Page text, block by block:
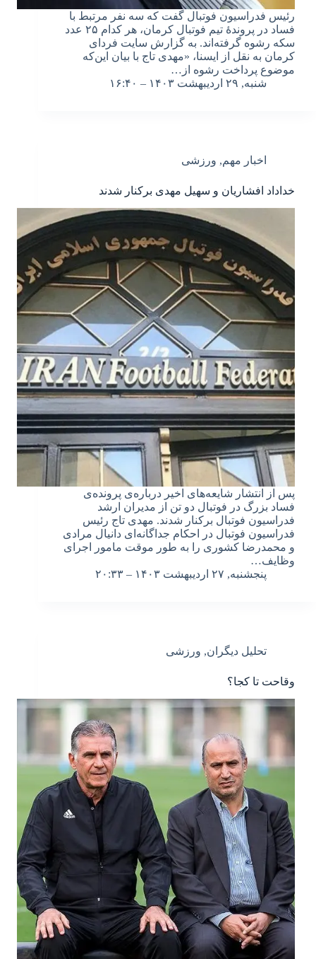
رئیس فدراسیون فوتبال گفت که سه نفر مرتبط با
فساد در پروندۀ تیم فوتبال کرمان، هر کدام ۲۵ عدد
سکه رشوه گرفته‌اند. به گزارش سایت فردای
کرمان به نقل از ایسنا، «مهدی تاج با بیان این‌که‌
موضوع پرداخت رشوه از…
شنبه, ۲۹ اردیبهشت ۱۴۰۳ – ۱۶:۴۰
اخبار مهم, ورزشی
خداداد افشاریان و سهیل مهدی برکنار شدند
پس از انتشار شایعه‌های اخیر درباره‌ی پرونده‌ی
فساد بزرگ در فوتبال دو تن از مدیران ارشد
فدراسیون فوتبال برکنار شدند. مهدی تاج رئیس
فدراسیون فوتبال در احکام جداگانه‌ای دانیال مرادی
و محمدرضا کشوری را به طور موقت مامور اجرای
وظایف…
پنجشنبه, ۲۷ اردیبهشت ۱۴۰۳ – ۲۰:۳۳
تحلیل دیگران, ورزشی
وقاحت تا کجا؟